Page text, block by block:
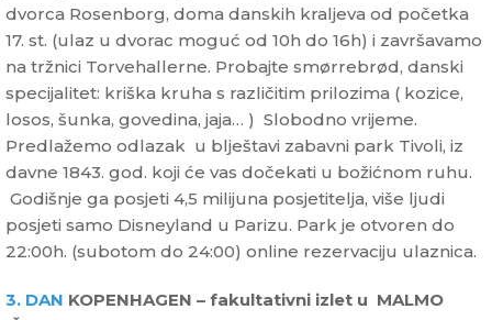
dvorca Rosenborg, doma danskih kraljeva od početka
17. st. (ulaz u dvorac moguć od 10h do 16h) i završavamo
na tržnici Torvehallerne. Probajte smørrebrød, danski
specijalitet: kriška kruha s različitim prilozima ( kozice,
losos, šunka, govedina, jaja… ) Slobodno vrijeme.
Predlažemo odlazak u blještavi zabavni park Tivoli, iz
davne 1843. god. koji će vas dočekati u božićnom ruhu.
Godišnje ga posjeti 4,5 milijuna posjetitelja, više ljudi
posjeti samo Disneyland u Parizu. Park je otvoren do
22:00h. (subotom do 24:00) online rezervaciju ulaznica.
3. DAN KOPENHAGEN – fakultativni izlet u MALMO